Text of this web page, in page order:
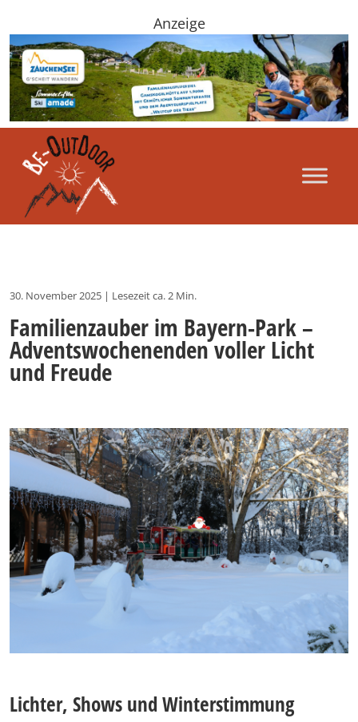
Anzeige
30. November 2025 | Lesezeit ca. 2 Min.
Familienzauber im Bayern-Park –
Adventswochenenden voller Licht
und Freude
Lichter, Shows und Winterstimmung